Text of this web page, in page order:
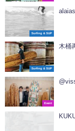
Surfing & SUP
Surfing & SUP
Event